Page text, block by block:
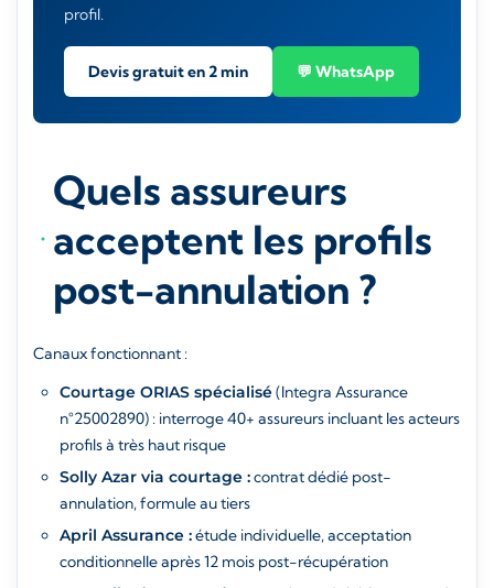
profil.
Devis gratuit en 2 min 💬 WhatsApp
Quels assureurs
acceptent les profils
post-annulation ?
Canaux fonctionnant :
Courtage ORIAS spécialisé(Integra Assurance
n°25002890) : interroge 40+ assureurs incluant les acteurs
profils à très haut risque
Solly Azar via courtage :contrat dédié post-
annulation, formule au tiers
April Assurance :étude individuelle, acceptation
conditionnelle après 12 mois post-récupération